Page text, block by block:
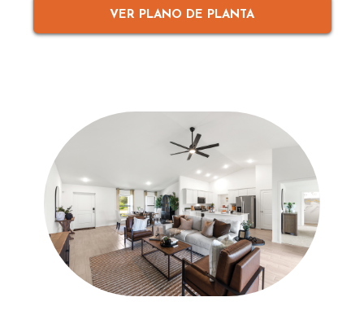
VER PLANO DE PLANTA